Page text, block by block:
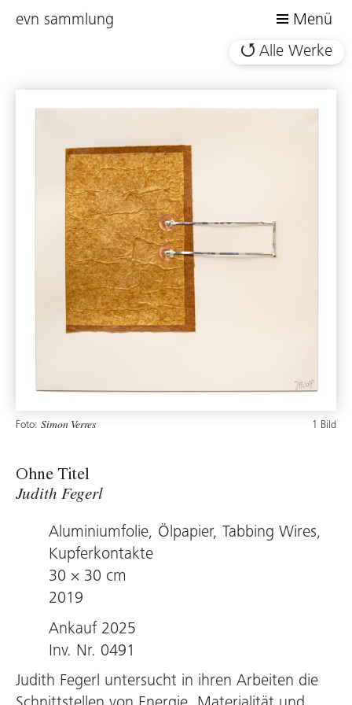
evn sammlung
Menü
Alle Werke
Foto: Simon Verres 1 Bild
Ohne Titel
Judith Fegerl
Aluminiumfolie, Ölpapier, Tabbing Wires,
Kupferkontakte
30 × 30 cm
2019
Ankauf 2025
Inv. Nr. 0491
Judith Fegerl untersucht in ihren Arbeiten die